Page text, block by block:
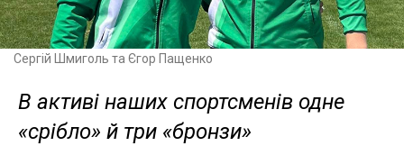
Сергій Шмиголь та Єгор Пащенко
В активі наших спортсменів одне
«срібло» й три «бронзи»